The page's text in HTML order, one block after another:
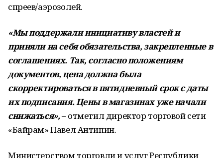
спреев/аэрозолей.
«Мы поддержали инициативу властей и
приняли на себя обязательства, закрепленные в
соглашениях. Так, согласно положениям
документов, цена должна была
скорректироваться в пятидневный срок с даты
их подписания. Цены в магазинах уже начали
снижаться»,– отметил директор торговой сети
«Байрам» Павел Антипин.
Министерством торговли и услуг Республики